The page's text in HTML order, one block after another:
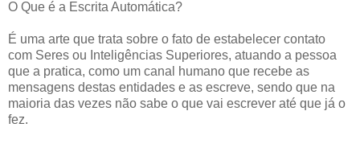
O Que é a Escrita Automática?
É uma arte que trata sobre o fato de estabelecer contato
com Seres ou Inteligências Superiores, atuando a pessoa
que a pratica, como um canal humano que recebe as
mensagens destas entidades e as escreve, sendo que na
maioria das vezes não sabe o que vai escrever até que já o
fez.